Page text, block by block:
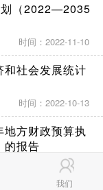
划（2022—2035
时间：2022-11-10
社会发展统计
时间：2022-10-13
地方财政预算执
的报告
时间：2023-07-19
我们